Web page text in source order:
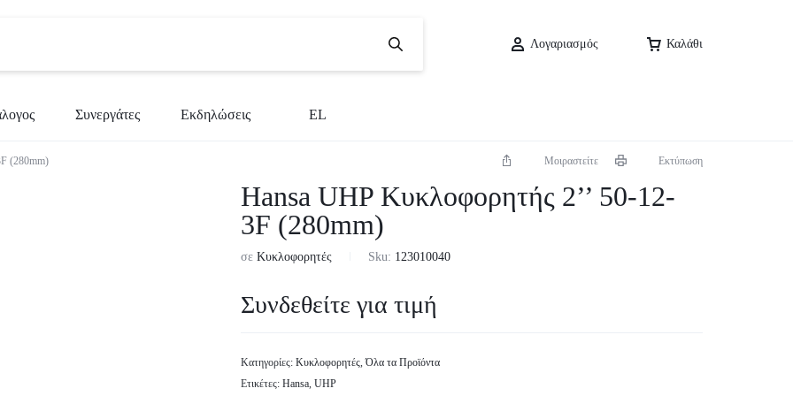
Λογαριασμός Καλάθι
Συνεργάτες Εκδηλώσεις EL
CS
SR
(280mm) Μοιραστείτε Εκτύπωση
Hansa UHP Κυκλοφορητής 2’’ 50-12-
3F (280mm)
σεΚυκλοφορητές Sku: 123010040
Συνδεθείτε για τιμή
Κατηγορίες:Κυκλοφορητές,Όλα τα Προϊόντα
Ετικέτες:Hansa,UHP